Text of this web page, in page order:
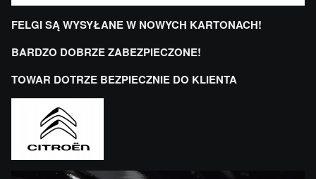
FELGI SĄ WYSYŁANE W NOWYCH KARTONACH!
BARDZO DOBRZE ZABEZPIECZONE!
TOWAR DOTRZE BEZPIECZNIE DO KLIENTA